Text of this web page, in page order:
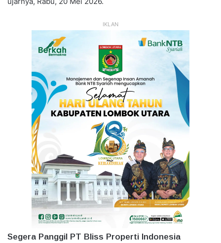
IKLAN
Segera Panggil PT Bliss Properti Indonesia